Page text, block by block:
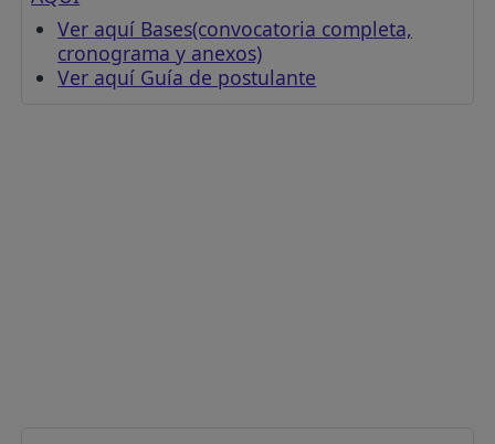
Ver aquí Bases(convocatoria completa,
cronograma y anexos)
Ver aquí Guía de postulante